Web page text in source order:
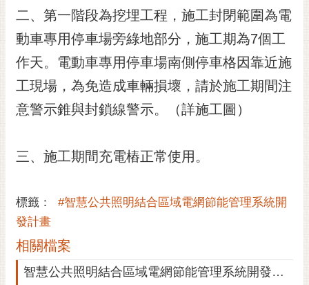
偉
哲
光
花
祭
站
導
覽
二、第一階段為挖埋工程，施工封閉範圍為電
動車專用停車場旁綠地部分，施工期為7個工
作天。電動車專用停車場南側停車格因靠近施
工現場，為免造成車輛損壞，請於施工期間注
意警示錐與封鎖線警示。（詳施工圖）
三、施工期間充電樁正常使用。
標籤：
#智慧公共照明結合區域電網節能管理系統開
發計畫
相關檔案
智慧公共照明結合區域電網節能管理系統開發計畫-第一階段施工圖